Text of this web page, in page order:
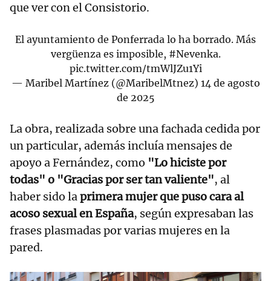
que ver con el Consistorio.
El ayuntamiento de Ponferrada lo ha borrado. Más
vergüenza es imposible, #Nevenka.
pic.twitter.com/tmWlJZu1Yi
— Maribel Martínez (@MaribelMtnez) 14 de agosto
de 2025
La obra, realizada sobre una fachada cedida por
un particular, además incluía mensajes de
apoyo a Fernández, como "Lo hiciste por
todas" o "Gracias por ser tan valiente", al
haber sido laprimera mujer que puso cara al
acoso sexual en España, según expresaban las
frases plasmadas por varias mujeres en la
pared.